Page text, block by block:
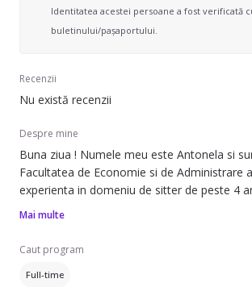
Identitatea acestei persoane a fost verificată
buletinului/pașaportului.
Recenzii
Nu există recenzii
Despre mine
Buna ziua ! Numele meu este Antonela si
Facultatea de Economie si de Administrare
experienta in domeniu de sitter de peste 4
ceea ce se poate crea stand cu un bebelus,
vorba de curatenia casei, cat si in acte;
mare seriozitate pentru ca stiu cat este de
o aceeasi seriozitate. Multumesc, o zi buna !
Mai multe
Caut program
Full-time